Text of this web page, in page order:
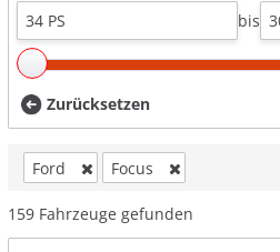
bis
Zurücksetzen
Ford Focus
159 Fahrzeuge gefunden